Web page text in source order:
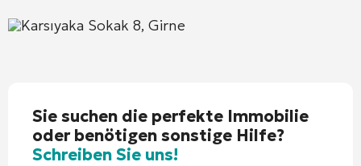
Karsıyaka Sokak 8, Girne
Sie suchen die perfekte Immobilie
oder benötigen sonstige Hilfe?
Schreiben Sie uns!